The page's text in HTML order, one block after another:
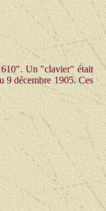
Un "clavier" était
9 décembre 1905. Ces